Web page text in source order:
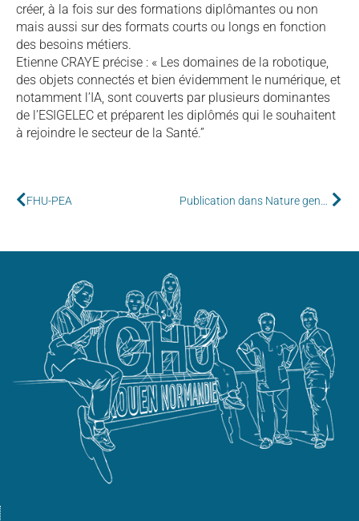
créer, à la fois sur des formations diplômantes ou non
mais aussi sur des formats courts ou longs en fonction
des besoins métiers.
Etienne CRAYE précise : « Les domaines de la robotique,
des objets connectés et bien évidemment le numérique, et
notamment l’IA, sont couverts par plusieurs dominantes
de l’ESIGELEC et préparent les diplômés qui le souhaitent
à rejoindre le secteur de la Santé.”
FHU-PEA